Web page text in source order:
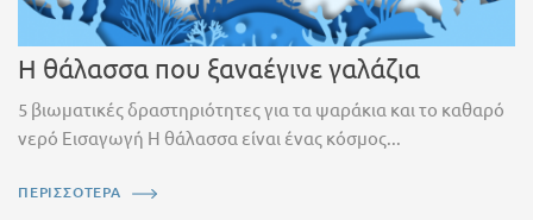
Η θάλασσα που ξαναέγινε γαλάζια
5 βιωματικές δραστηριότητες για τα ψαράκια και το καθαρό
νερό Εισαγωγή Η θάλασσα είναι ένας κόσμος...
ΠΕΡΙΣΣΟΤΕΡΑ